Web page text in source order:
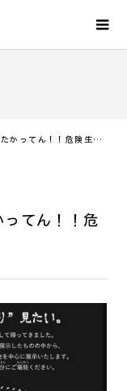
ん！！危険生物展」の開催
ってん！！危